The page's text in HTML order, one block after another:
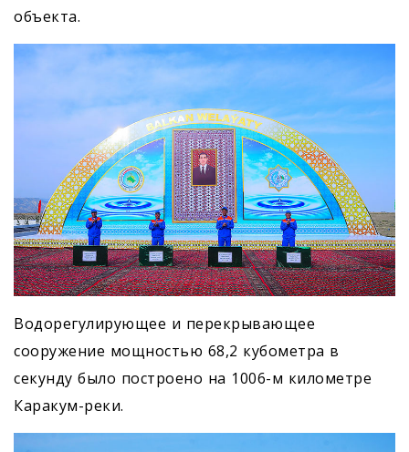
объекта.
Водорегулирующее и перекрывающее
сооружение мощностью 68,2 кубометра в
секунду было построено на 1006-м километре
Каракум-реки.